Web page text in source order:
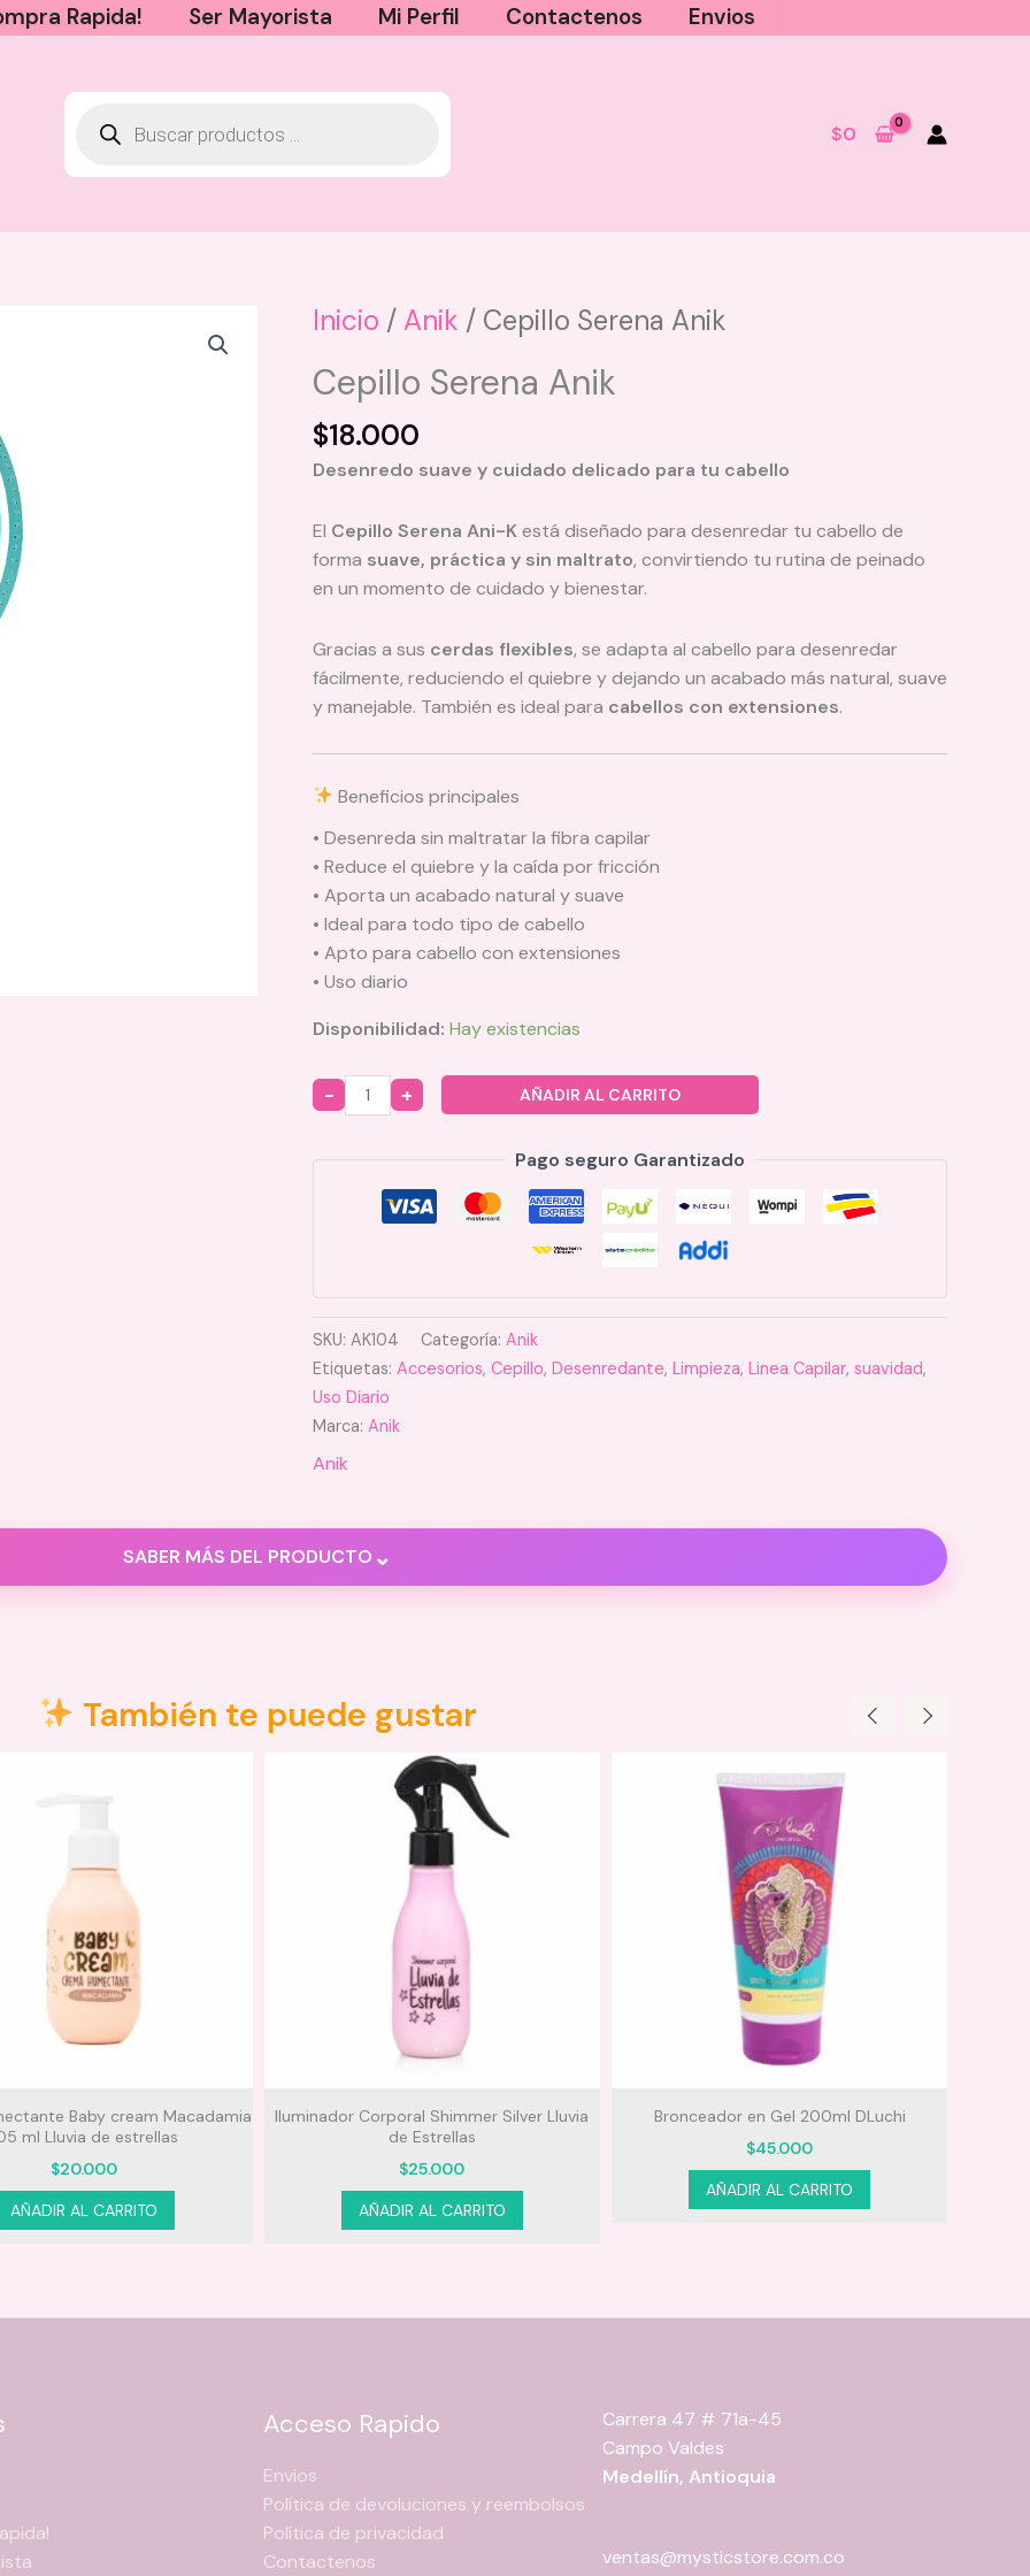
Rapida! Ser Mayorista Mi Perfil Contactenos Envios
$0
Inicio / Anik / Cepillo Serena Anik
Cepillo Serena Anik
$18.000
Desenredo suave y cuidado delicado para tu cabello
El Cepillo Serena Ani-Kestá diseñado para desenredar tu cabello de
forma suave, práctica y sin maltrato, convirtiendo tu rutina de peinado
en un momento de cuidado y bienestar.
Gracias a sus cerdas flexibles, se adapta al cabello para desenredar
fácilmente, reduciendo el quiebre y dejando un acabado más natural, suave
y manejable. También es ideal para cabellos con extensiones.
Beneficios principales
• Desenreda sin maltratar la fibra capilar
• Reduce el quiebre y la caída por fricción
• Aporta un acabado natural y suave
• Ideal para todo tipo de cabello
• Apto para cabello con extensiones
• Uso diario
Disponibilidad: Hay existencias
Quantity
AÑADIR AL CARRITO
Pago seguro Garantizado
SKU: AK104 Categoría: Anik
Etiquetas: Accesorios, Cepillo, Desenredante, Limpieza, Linea Capilar, suavidad,
Uso Diario
Marca: Anik
Anik
SABER MÁS DEL PRODUCTO ⌄
También te puede gustar
Corporal Shimmer Silver Lluvia
de Estrellas
$25.000
AÑADIR AL CARRITO
Bronceador en Gel 200ml DLuchi
$ 45.000
AÑADIR AL CARRITO
Tonico solucion capilar con Romero y
Biotina Magia Natural
$35.000
AÑADIR AL CARRITO
Acceso Rapido
Envios
Política de devoluciones y reembolsos
Política de privacidad
Contactenos
Carrera 47 # 71a-45
Campo Valdes
Medellín, Antioquia
ventas@mysticstore.com.co